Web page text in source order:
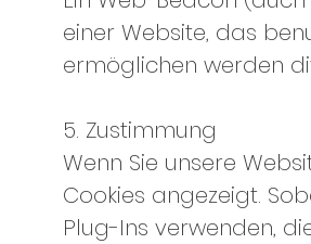
einer Website, das
ermöglichen werden
5. Zustimmung
Wenn Sie unsere
Cookies angezeigt.
Plug-Ins verwenden,